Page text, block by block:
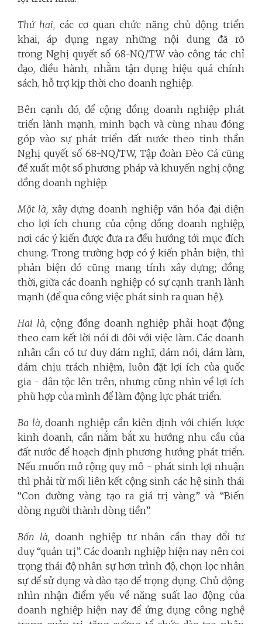
Thứ hai, các cơ quan chức năng chủ động triển
khai, áp dụng ngay những nội dung đã rõ
trong Nghị quyết số 68-NQ/TW vào công tác chỉ
đạo, điều hành, nhằm tận dụng hiệu quả chính
sách, hỗ trợ kịp thời cho doanh nghiệp.
Bên cạnh đó, để cộng đồng doanh nghiệp phát
triển lành mạnh, minh bạch và cùng nhau đóng
góp vào sự phát triển đất nước theo tinh thần
Nghị quyết số 68-NQ/TW, Tập đoàn Đèo Cả cũng
đề xuất một số phương pháp và khuyến nghị cộng
đồng doanh nghiệp.
Một là, xây dựng doanh nghiệp văn hóa đại diện
cho lợi ích chung của cộng đồng doanh nghiệp,
nơi các ý kiến được đưa ra đều hướng tới mục đích
chung. Trong trường hợp có ý kiến phản biện, thì
phản biện đó cũng mang tính xây dựng; đồng
thời, giữa các doanh nghiệp có sự cạnh tranh lành
mạnh (để qua công việc phát sinh ra quan hệ).
Hai là, cộng đồng doanh nghiệp phải hoạt động
theo cam kết lời nói đi đôi với việc làm. Các doanh
nhân cần có tư duy dám nghĩ, dám nói, dám làm,
dám chịu trách nhiệm, luôn đặt lợi ích của quốc
gia - dân tộc lên trên, nhưng cũng nhìn về lợi ích
phù hợp của mình để làm động lực phát triển.
Ba là, doanh nghiệp cần kiên định với chiến lược
kinh doanh, cần nắm bắt xu hướng nhu cầu của
đất nước để hoạch định phương hướng phát triển.
Nếu muốn mở rộng quy mô - phát sinh lợi nhuận
thì phải từ mối liên kết cộng sinh các hệ sinh thái
“Con đường vàng tạo ra giá trị vàng” và “Biến
dòng người thành dòng tiền”.
Bốn là, doanh nghiệp tư nhân cần thay đổi tư
duy “quản trị”. Các doanh nghiệp hiện nay nên coi
trọng thái độ nhân sự hơn trình độ, chọn lọc nhân
sự để sử dụng và đào tạo để trọng dụng. Chủ động
nhìn nhận điểm yếu về năng suất lao động của
doanh nghiệp hiện nay để ứng dụng công nghệ